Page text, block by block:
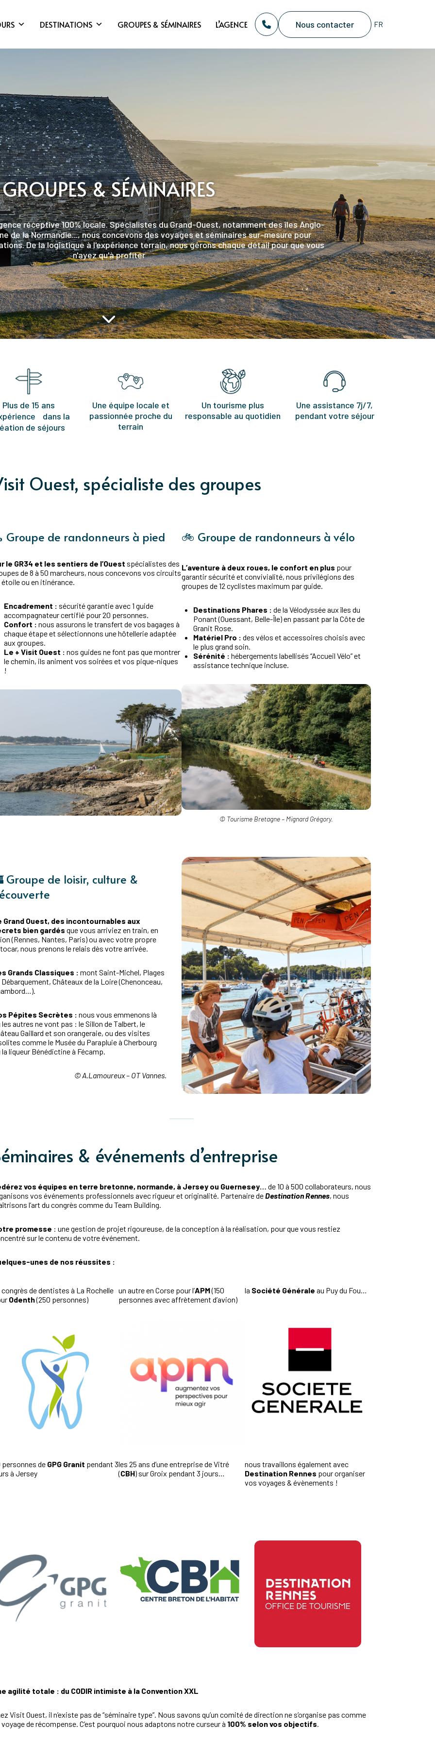
DESTINATIONS GROUPES & SÉMINAIRES L’AGENCE Nous contacter
GROUPES & SÉMINAIRES
réceptive 100% locale. Spécialistes du Grand-Ouest, notamment des îles Anglo-
de la Normandie..., nous concevons des voyages et séminaires sur-mesure pour
De la logistique à l'expérience terrain, nous gérons chaque détail pour que vous
n'ayez qu'à profiter
Plus de 15 ans
dans la
de séjours
Une équipe locale et
passionnée proche du
terrain
Un tourisme plus
responsable au quotidien
Une assistance 7j/7,
pendant votre séjour
Ouest, spécialiste des groupes
Groupe de randonneurs à pied
le GR34 et les sentiers de l’Ouest spécialistes des
de 8 à 50 marcheurs, nous concevons vos circuits
étoile ou en itinérance.
Encadrement : sécurité garantie avec 1 guide
accompagnateur certifié pour 20 personnes.
Confort : nous assurons le transfert de vos bagages à
chaque étape et sélectionnons une hôtellerie adaptée
aux groupes.
Le + Visit Ouest : nos guides ne font pas que montrer
le chemin, ils animent vos soirées et vos pique-niques
!
🚲 Groupe de randonneurs à vélo
L’aventure à deux roues, le confort en plus pour
garantir sécurité et convivialité, nous privilégions des
groupes de 12 cyclistes maximum par guide.
Destinations Phares : de la Vélodyssée aux îles du
Ponant (Ouessant, Belle-Île) en passant par la Côte de
Granit Rose.
Matériel Pro : des vélos et accessoires choisis avec
le plus grand soin.
Sérénité : hébergements labellisés “Accueil Vélo” et
assistance technique incluse.
© Tourisme Bretagne – Mignard Grégory.
Groupe de loisir, culture &
Grand Ouest, des incontournables aux
bien gardés que vous arriviez en train, en
(Rennes, Nantes, Paris) ou avec votre propre
nous prenons le relais dès votre arrivée.
Grands Classiques : mont Saint-Michel, Plages
Débarquement, Châteaux de la Loire (Chenonceau,
Pépites Secrètes : nous vous emmenons là
les autres ne vont pas : le Sillon de Talbert, le
Gaillard et son orangeraie, ou des visites
comme le Musée du Parapluie à Cherbourg
la liqueur Bénédictine à Fécamp.
© A.Lamoureux – OT Vannes.
& événements d’entreprise
vos équipes en terre bretonne, normande, à Jersey ou Guernesey… de 10 à 500 collaborateurs, nous
vos événements professionnels avec rigueur et originalité. Partenaire deDestination Rennes, nous
l’art du congrès comme du Team Building.
promesse : une gestion de projet rigoureuse, de la conception à la réalisation, pour que vous restiez
sur le contenu de votre événement.
unes de nos réussites :
congrès de dentistes à La Rochelle
Odenth(250 personnes)
un autre en Corse pour l’APM(150
personnes avec affrètement d’avion)
la Société Générale au Puy du Fou…
personnes de GPG Granit pendant 3
à Jersey
les 25 ans d’une entreprise de Vitré
(CBH) sur Groix pendant 3 jours…
nous travaillons également avec
Destination Rennes pour organiser
vos voyages & évènements !
agilité totale : du CODIR intimiste à la Convention XXL
Visit Ouest, il n’existe pas de “séminaire type”. Nous savons qu’un comité de direction ne s’organise pas comme
voyage de récompense. C’est pourquoi nous adaptons notre curseur à 100% selon vos objectifs.